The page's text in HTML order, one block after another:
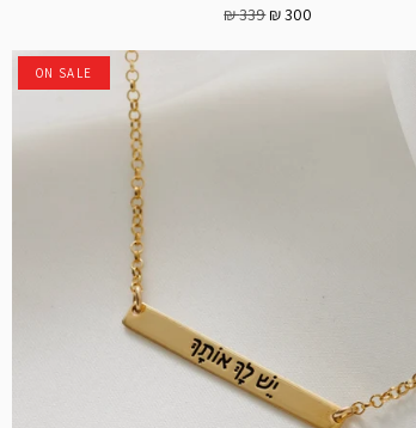
300 ₪
339 ₪
ON SALE